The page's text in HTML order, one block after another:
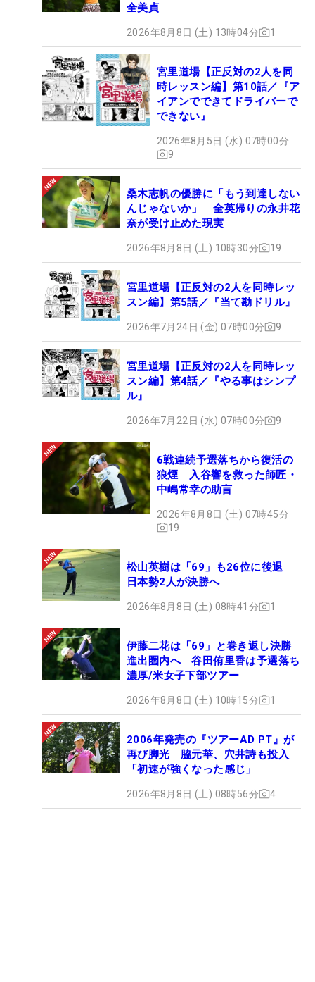
全美貞
2026年8月8日 (土) 13時04分 1
宮里道場【正反対の2人を同
時レッスン編】第10話／『ア
イアンでできてドライバーで
できない』
2026年8月5日 (水) 07時00分
9
桑木志帆の優勝に「もう到達しない
んじゃないか」 全英帰りの永井花
奈が受け止めた現実
2026年8月8日 (土) 10時30分 19
宮里道場【正反対の2人を同時レッ
スン編】第5話／『当て勘ドリル』
2026年7月24日 (金) 07時00分 9
宮里道場【正反対の2人を同時レッ
スン編】第4話／『やる事はシンプ
ル』
2026年7月22日 (水) 07時00分 9
6戦連続予選落ちから復活の
狼煙 入谷響を救った師匠・
中嶋常幸の助言
2026年8月8日 (土) 07時45分
19
松山英樹は「69」も26位に後退
日本勢2人が決勝へ
2026年8月8日 (土) 08時41分 1
伊藤二花は「69」と巻き返し決勝
進出圏内へ 谷田侑里香は予選落ち
濃厚/米女子下部ツアー
2026年8月8日 (土) 10時15分 1
2006年発売の『ツアーAD PT』が
再び脚光 脇元華、穴井詩も投入
「初速が強くなった感じ」
2026年8月8日 (土) 08時56分 4